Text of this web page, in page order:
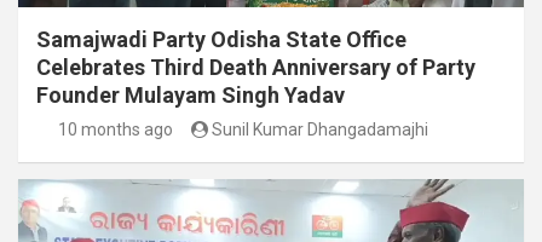
Samajwadi Party Odisha State Office
Celebrates Third Death Anniversary of Party
Founder Mulayam Singh Yadav
10 months ago Sunil Kumar Dhangadamajhi